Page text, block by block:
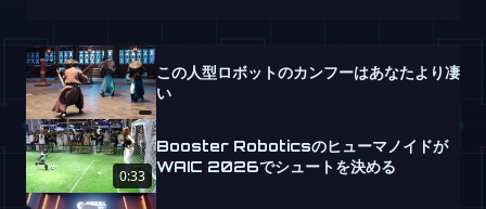
この人型ロボットのカンフーはあなたより凄
い
0:33
Booster Roboticsのヒューマノイドが
WAIC 2026でシュートを決める